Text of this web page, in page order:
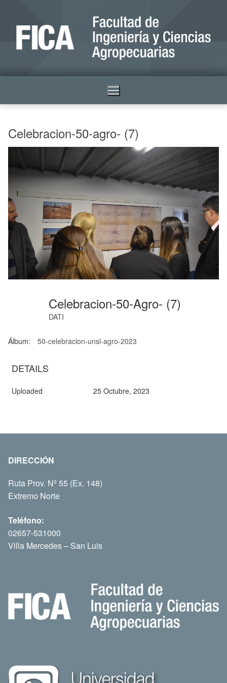
Celebracion-50-agro- (7)
Celebracion-50-Agro- (7)
DATI
Álbum: 50-celebracion-unsl-agro-2023
DETAILS
Uploaded 25 Octubre, 2023
DIRECCIÓN
Ruta Prov. Nº 55 (Ex. 148)
Extremo Norte
Teléfono:
02657-531000
Villa Mercedes – San Luis